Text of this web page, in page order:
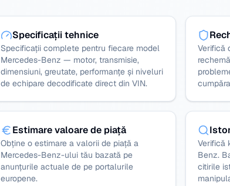
Specificații tehnice
Specificații complete pentru fiecare model
Mercedes-Benz — motor, transmisie,
dimensiuni, greutate, performanțe și niveluri
de echipare decodificate direct din VIN.
Verifică
Estimare valoare de piață
Obține o estimare a valorii de piață a
Mercedes-Benz-ului tău bazată pe
anunțurile actuale de pe portalurile
europene.
Verifică
Benz.
citirile